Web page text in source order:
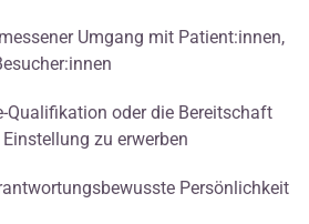
Umgang mit Patient:innen,
Qualifikation oder die Bereitschaft
zu erwerben
Persönlichkeit